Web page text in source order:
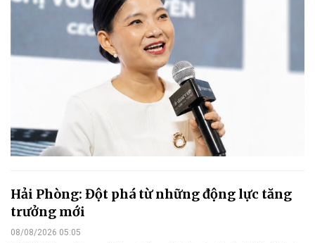
Hải Phòng: Đột phá từ những động lực tăng
trưởng mới
08/08/2026 05:05